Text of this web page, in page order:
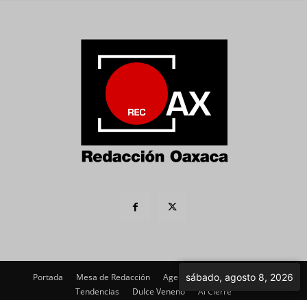
Portada Mesa de Redacción Agenda Política
Imagen
Tendencias
Dulce Veneno Al Cierre
sábado, agosto 8, 2026